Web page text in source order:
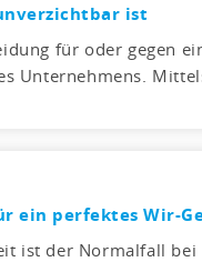
ist
für oder gegen
Unternehmens.
ein perfektes Wir-
ist der Normalfall